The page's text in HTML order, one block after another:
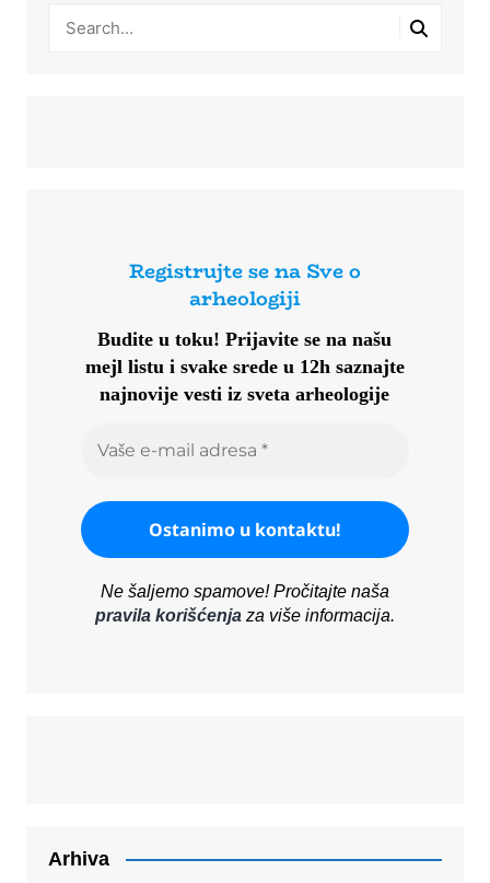
Registrujte se na Sve o
arheologiji
Budite u toku!Prijavite se na našu
mejl listu i svake srede u 12h saznajte
najnovije vesti iz sveta arheologije
Ne šaljemo spamove! Pročitajte naša
pravila korišćenjaza više informacija.
Arhiva